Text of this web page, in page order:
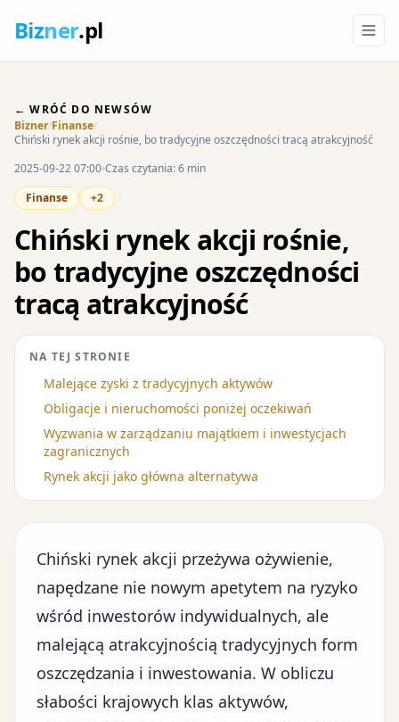
Bizner.pl
← WRÓĆ DO NEWSÓW
Bizner/Finanse/
Chiński rynek akcji rośnie, bo tradycyjne oszczędności tracą atrakcyjność
2025-09-22 07:00 Czas czytania: 6 min
Finanse
+2
Chiński rynek akcji rośnie,
bo tradycyjne oszczędności
tracą atrakcyjność
NA TEJ STRONIE
Malejące zyski z tradycyjnych aktywów
Obligacje i nieruchomości poniżej oczekiwań
Wyzwania w zarządzaniu majątkiem i inwestycjach
zagranicznych
Rynek akcji jako główna alternatywa
Chiński rynek akcji przeżywa ożywienie,
napędzane nie nowym apetytem na ryzyko
wśród inwestorów indywidualnych, ale
malejącą atrakcyjnością tradycyjnych form
oszczędzania i inwestowania. W obliczu
słabości krajowych klas aktywów,